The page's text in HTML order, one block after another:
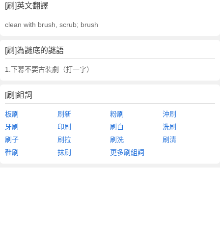
[刷]英文翻譯
clean with brush, scrub; brush
[刷]為謎底的謎語
1.下幕不要古裝劇（打一字）
[刷]組詞
板刷 刷新 粉刷
沖刷
牙刷
印刷 刷白
洗刷
刷子
刷拉 刷洗
刷清
鞋刷
抹刷 更多刷組詞